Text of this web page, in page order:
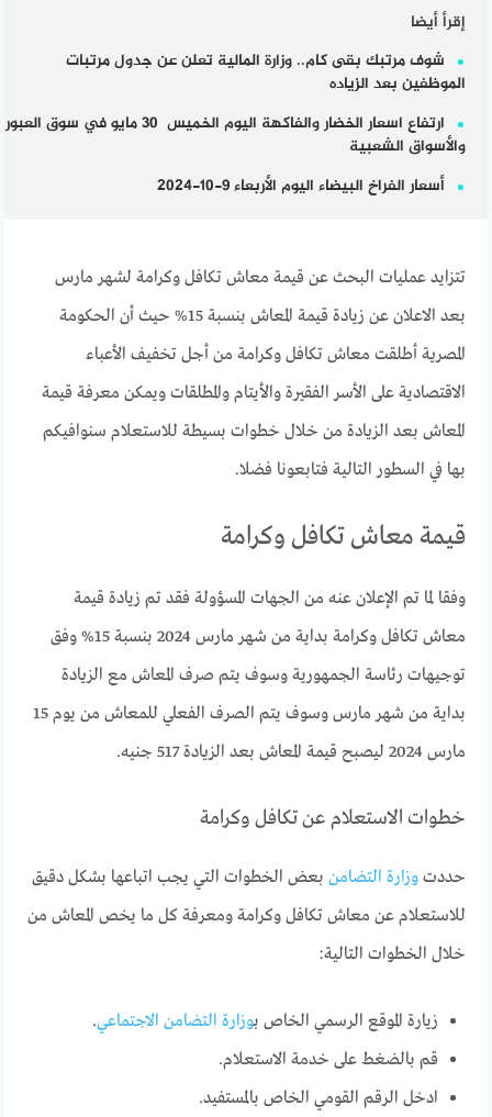
إقرأ أيضا
شوف مرتبك بقى كام.. وزارة المالية تعلن عن جدول مرتبات
الموظفين بعد الزياده
ارتفاع اسعار الخضار والفاكهة اليوم الخميس 30 مايو في سوق العبور
والأسواق الشعبية
أسعار الفراخ البيضاء اليوم الأربعاء 9-10-2024
تتزايد عمليات البحث عن قيمة معاش تكافل وكرامة لشهر مارس
بعد الاعلان عن زيادة قيمة المعاش بنسبة 15% حيث أن الحكومة
المصرية أطلقت معاش تكافل وكرامة من أجل تخفيف الأعباء
الاقتصادية على الأسر الفقيرة والأيتام والمطلقات ويمكن معرفة قيمة
المعاش بعد الزيادة من خلال خطوات بسيطة للاستعلام سنوافيكم
بها في السطور التالية فتابعونا فضلا.
قيمة معاش تكافل وكرامة
وفقا لما تم الإعلان عنه من الجهات المسؤولة فقد تم زيادة قيمة
معاش تكافل وكرامة بداية من شهر مارس 2024 بنسبة 15% وفق
توجيهات رئاسة الجمهورية وسوف يتم صرف المعاش مع الزيادة
بداية من شهر مارس وسوف يتم الصرف الفعلي للمعاش من يوم 15
مارس 2024 ليصبح قيمة المعاش بعد الزيادة 517 جنيه.
خطوات الاستعلام عن تكافل وكرامة
حددتوزارة التضامن بعض الخطوات التي يجب اتباعها بشكل دقيق
للاستعلام عن معاش تكافل وكرامة ومعرفة كل ما يخص المعاش من
خلال الخطوات التالية:
زيارة الموقع الرسمي الخاص بوزارة التضامن الاجتماعي.
قم بالضغط على خدمة الاستعلام.
ادخل الرقم القومي الخاص بالمستفيد.